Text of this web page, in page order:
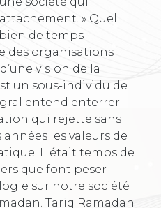
» Quel
de temps
des organisations
vision de la
un sous-individu de
entend enterrer
qui rejette sans
les valeurs de
Il était temps de
que font peser
sur notre société
Tariq Ramadan